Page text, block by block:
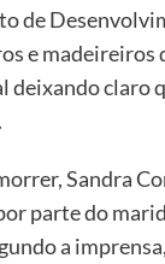
de
e madeireiros
deixando claro
Sandra
parte do
a